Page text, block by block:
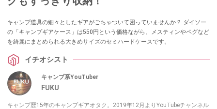
キャンプ道具の細々としたギアがごちゃついて困っていませんか？ ダイソー
の「キャンプギアケース」は550円という価格ながら、メスティンやペグなど
を綺麗にまとめられる大きめサイズのセミハードケースです。
イチオシスト
キャンプ系YouTuber
FUKU
キャンプ歴15年のキャンプギアオタク。2019年12月よりYouTubeチャンネル